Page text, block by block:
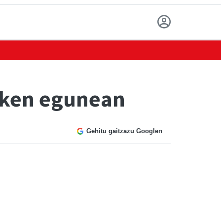
egunean
Gehitu gaitzazu Googlen